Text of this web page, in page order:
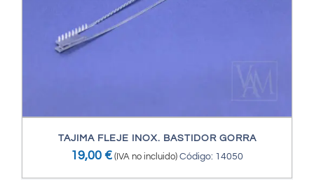
TAJIMA FLEJE INOX. BASTIDOR GORRA
19,00 € (IVA no incluido) Código: 14050